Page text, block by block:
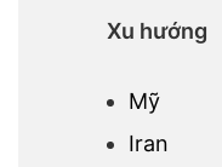
Xu hướng
Mỹ
Iran